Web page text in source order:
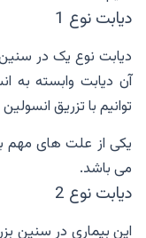
دیابت نوع 1
دیابت نوع یک در
آن دیابت وابسته به
توانیم با تزریق
یکی از علت های مهم
می باشد.
دیابت نوع 2